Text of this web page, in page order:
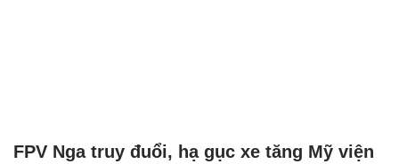
FPV Nga truy đuổi, hạ gục xe tăng Mỹ viện